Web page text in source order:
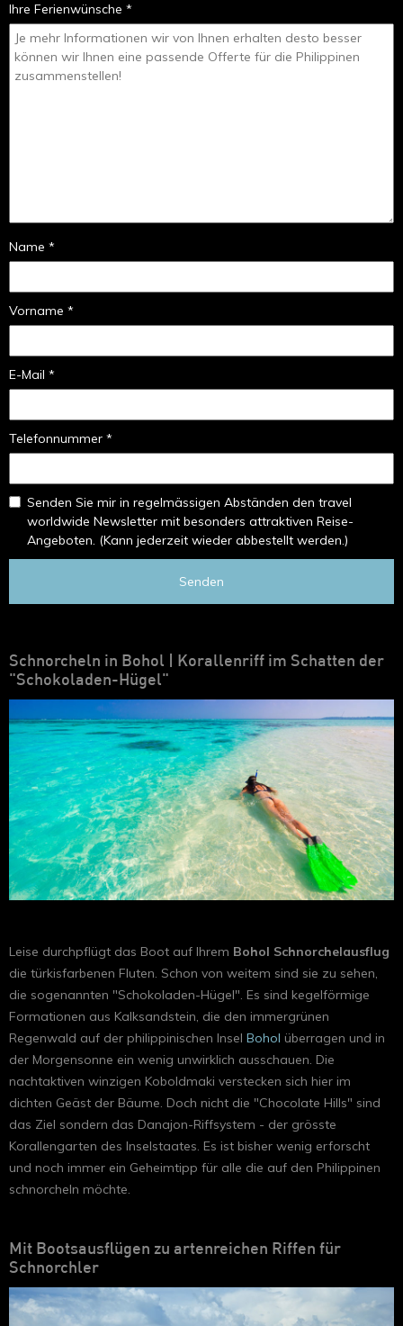
Ihre Ferienwünsche *
Name *
Vorname *
E-Mail *
Telefonnummer *
Senden Sie mir in regelmässigen Abständen den travel
worldwide Newsletter mit besonders attraktiven Reise-
Angeboten. (Kann jederzeit wieder abbestellt werden.)
Senden
Schnorcheln in Bohol | Korallenriff im Schatten der
"Schokoladen-Hügel"
Leise durchpflügt das Boot auf Ihrem Bohol Schnorchelausflug
die türkisfarbenen Fluten. Schon von weitem sind sie zu sehen,
die sogenannten "Schokoladen-Hügel". Es sind kegelförmige
Formationen aus Kalksandstein, die den immergrünen
Regenwald auf der philippinischen Insel Bohol überragen und in
der Morgensonne ein wenig unwirklich ausschauen. Die
nachtaktiven winzigen Koboldmaki verstecken sich hier im
dichten Geäst der Bäume. Doch nicht die "Chocolate Hills" sind
das Ziel sondern das Danajon-Riffsystem - der grösste
Korallengarten des Inselstaates. Es ist bisher wenig erforscht
und noch immer ein Geheimtipp für alle die auf den Philippinen
schnorcheln möchte.
Mit Bootsausflügen zu artenreichen Riffen für
Schnorchler